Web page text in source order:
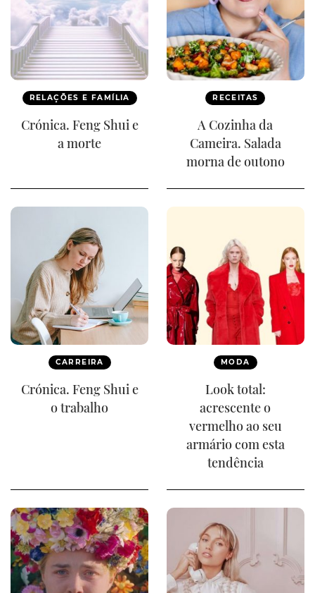
RELAÇÕES E FAMÍLIA
Crónica. Feng Shui e
a morte
RECEITAS
A Cozinha da
Cameira. Salada
morna de outono
CARREIRA
Crónica. Feng Shui e
o trabalho
MODA
Look total:
acrescente o
vermelho ao seu
armário com esta
tendência